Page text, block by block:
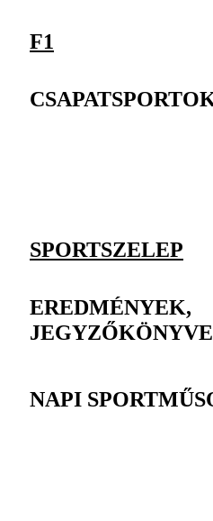
F1
SPORTSZELEP
EREDMÉNYEK,
NAPI